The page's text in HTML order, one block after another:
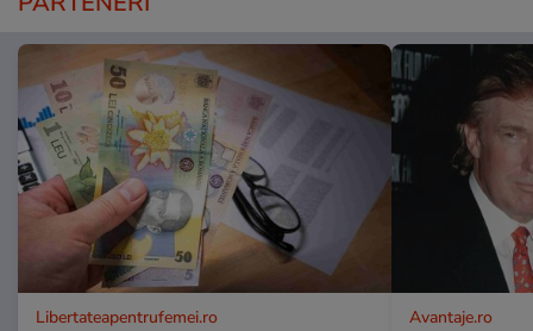
Libertateapentrufemei.ro Avantaje.ro